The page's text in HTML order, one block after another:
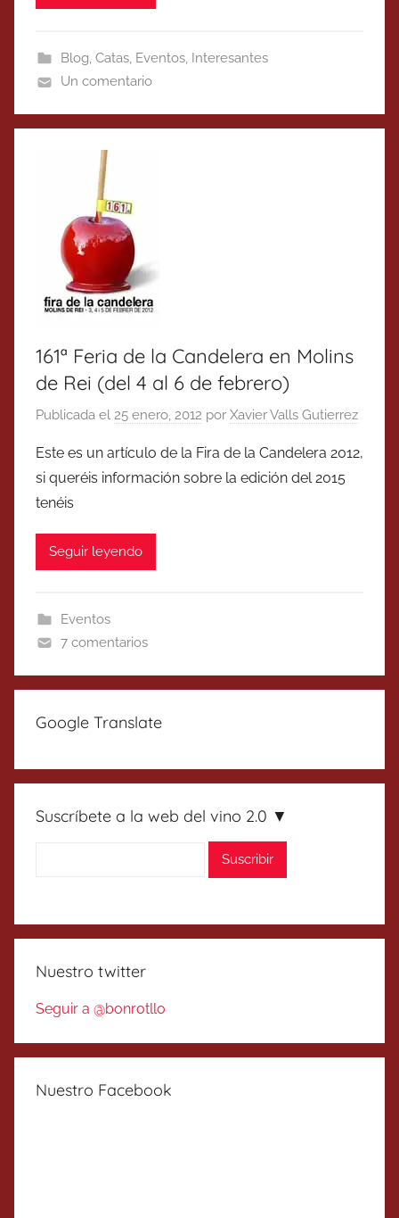
Blog, Catas, Eventos, Interesantes
Un comentario
161ª Feria de la Candelera en Molins
de Rei (del 4 al 6 de febrero)
Publicada el 25 enero, 2012 por Xavier Valls Gutierrez
Este es un artículo de la Fira de la Candelera 2012,
si queréis información sobre la edición del 2015
tenéis
Seguir leyendo
Eventos
7 comentarios
Google Translate
Suscríbete a la web del vino 2.0 ▼
Nuestro twitter
Seguir a @bonrotllo
Nuestro Facebook